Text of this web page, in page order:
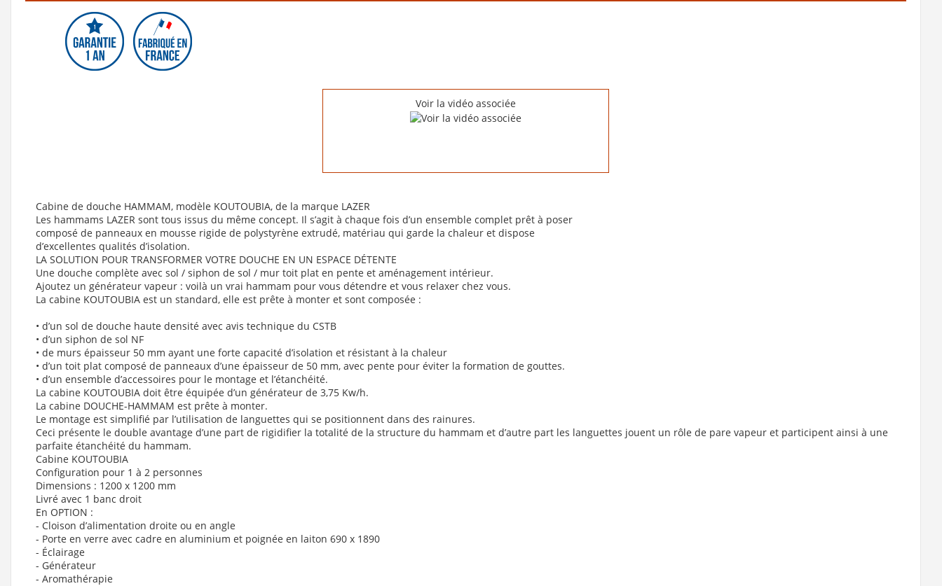
Voir le produit Voir le produit
Voir la vidéo associée
Cabine de douche HAMMAM, modèle KOUTOUBIA, de la marque LAZER
Les hammams LAZER sont tous issus du même concept. Il s’agit à chaque fois d’un ensemble complet prêt à poser
composé de panneaux en mousse rigide de polystyrène extrudé, matériau qui garde la chaleur et dispose
d’excellentes qualités d’isolation.
LA SOLUTION POUR TRANSFORMER VOTRE DOUCHE EN UN ESPACE DÉTENTE
Une douche complète avec sol / siphon de sol / mur toit plat en pente et aménagement intérieur.
Ajoutez un générateur vapeur : voilà un vrai hammam pour vous détendre et vous relaxer chez vous.
La cabine KOUTOUBIA est un standard, elle est prête à monter et sont composée :
• d’un sol de douche haute densité avec avis technique du CSTB
• d’un siphon de sol NF
• de murs épaisseur 50 mm ayant une forte capacité d’isolation et résistant à la chaleur
• d’un toit plat composé de panneaux d’une épaisseur de 50 mm, avec pente pour éviter la formation de gouttes.
• d’un ensemble d’accessoires pour le montage et l’étanchéité.
La cabine KOUTOUBIA doit être équipée d’un générateur de 3,75 Kw/h.
La cabine DOUCHE-HAMMAM est prête à monter.
Le montage est simplifié par l’utilisation de languettes qui se positionnent dans des rainures.
Ceci présente le double avantage d’une part de rigidifier la totalité de la structure du hammam et d’autre part les languettes jouent un rôle de pare vapeur et participent ainsi à une
parfaite étanchéité du hammam.
Cabine KOUTOUBIA
Configuration pour 1 à 2 personnes
Dimensions : 1200 x 1200 mm
Livré avec 1 banc droit
En OPTION :
- Cloison d’alimentation droite ou en angle
- Porte en verre avec cadre en aluminium et poignée en laiton 690 x 1890
- Éclairage
- Générateur
- Aromathérapie